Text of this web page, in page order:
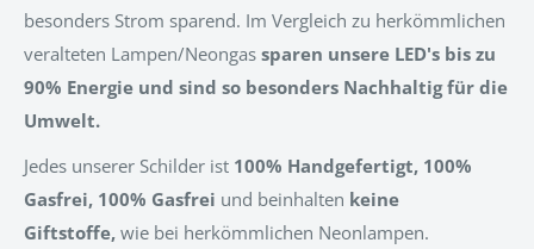
besonders Strom sparend. Im Vergleich zu herkömmlichen
veralteten Lampen/Neongas sparen unsere LED's bis zu
90% Energie und sind so besonders Nachhaltig für die
Umwelt.
Jedes unserer Schilder ist 100% Handgefertigt, 100%
Gasfrei, 100% Gasfrei und beinhalten keine
Giftstoffe, wie bei herkömmlichen Neonlampen.